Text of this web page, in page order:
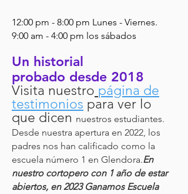
12:00 pm - 8:00 pm Lunes - Viernes.
9:00 am - 4:00 pm los sábados
Un historial
probado desde 2018
Visita nuestro página de
testimonios para ver lo
que dicen nuestros estudiantes.
Desde nuestra apertura en 2022, los
padres nos han calificado como la
escuela número 1 en Glendora.En
nuestro cortopero con 1 año de estar
abiertos, en 2023 Ganamos Escuela